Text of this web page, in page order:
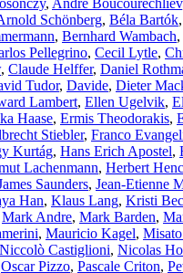
Schönberg, Béla Bartók,
, Bernhard Wambach,
Pellegrino, Cecil Lytle,
, Claude Helffer, Daniel
Tudor, Davide, Dieter
Lambert, Ellen Ugelvik,
Haase, Ermis Theodorakis,
Stiebler, Franco
Kurtág, Hans Erich Apostel,
Lachenmann, Herbert
Saunders, Jean-Etienne
Han, Klaus Lang, Kristi
Mark Andre, Mark Barden,
, Mauricio Kagel,
Niccolò Castiglioni, Nicolas
Oscar Pizzo, Pascale Criton,